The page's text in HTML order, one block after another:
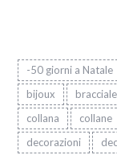
-50 giorni a Natale
bijoux
collana
collane
decorazioni